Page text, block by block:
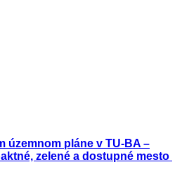
územnom pláne v TU-BA –
zelené a dostupné mesto